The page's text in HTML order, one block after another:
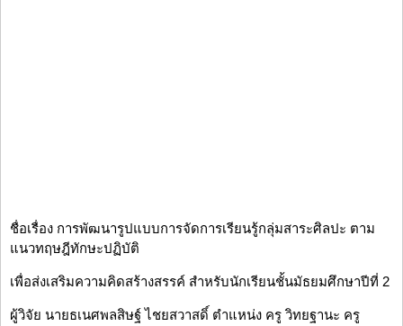
ชื่อเรื่อง การพัฒนารูปแบบการจัดการเรียนรู้กลุ่มสาระศิลปะ ตาม
แนวทฤษฎีทักษะปฏิบัติ
เพื่อส่งเสริมความคิดสร้างสรรค์ สำหรับนักเรียนชั้นมัธยมศึกษาปีที่ 2
ผู้วิจัย นายธเนศพลสิษฐ์ ไชยสวาสดิ์ ตำแหน่ง ครู วิทยฐานะ ครู